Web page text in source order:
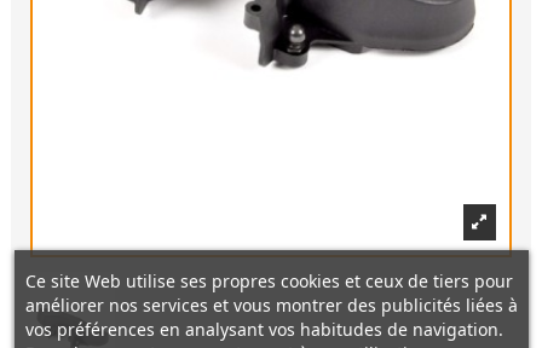
Ce site Web utilise ses propres cookies et ceux de tiers pour
améliorer nos services et vous montrer des publicités liées à
vos préférences en analysant vos habitudes de navigation.